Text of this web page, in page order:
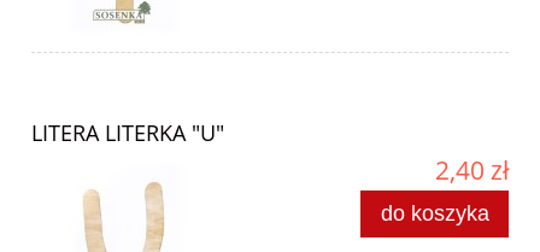
LITERA LITERKA "U"
2,40 zł
do koszyka